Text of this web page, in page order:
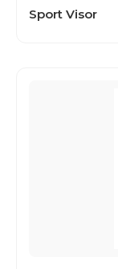
Sport Visor